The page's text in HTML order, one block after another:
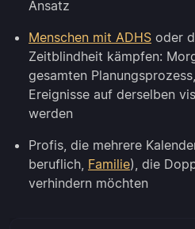
Ansatz
Menschen mit ADHS oder
Zeitblindheit kämpfen:
gesamten
Ereignisse auf derselben
werden
Profis, die mehrere
beruflich, Familie), die
verhindern möchten